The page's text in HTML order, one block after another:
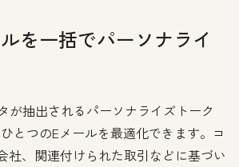
を一括でパーソナライ
が抽出されるパーソナライズトーク
とつのEメールを最適化できます。コ
社、関連付けられた取引などに基づい